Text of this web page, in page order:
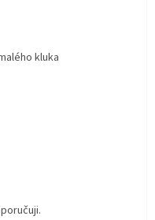
5 hvězdiček.
kluka
5 hvězdiček.
5 hvězdiček.